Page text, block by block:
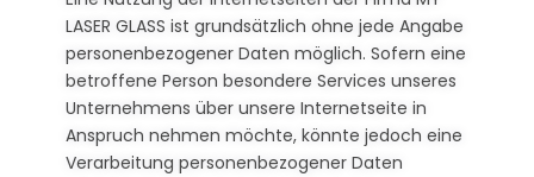
LASER GLASS ist grundsätzlich ohne jede Angabe
personenbezogener Daten möglich. Sofern eine
betroffene Person besondere Services unseres
Unternehmens über unsere Internetseite in
Anspruch nehmen möchte, könnte jedoch eine
Verarbeitung personenbezogener Daten